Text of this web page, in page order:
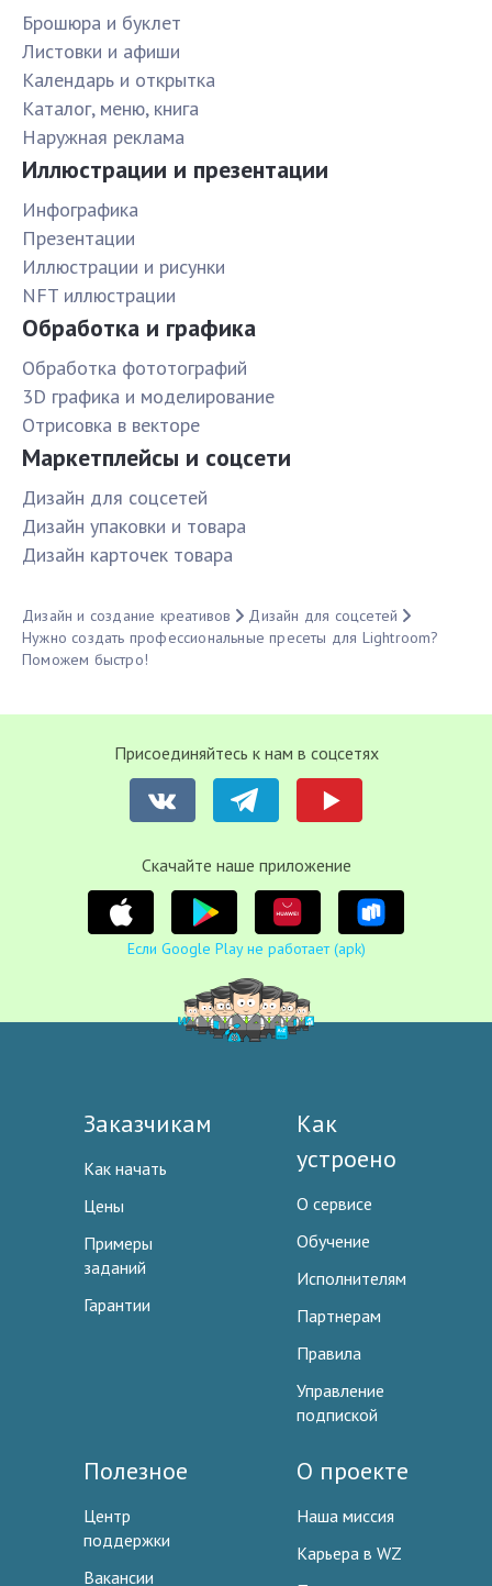
Брошюра и буклет
Листовки и афиши
Календарь и открытка
Каталог, меню, книга
Наружная реклама
Иллюстрации и презентации
Инфографика
Презентации
Иллюстрации и рисунки
NFT иллюстрации
Обработка и графика
Обработка фототографий
3D графика и моделирование
Отрисовка в векторе
Маркетплейсы и соцсети
Дизайн для соцсетей
Дизайн упаковки и товара
Дизайн карточек товара
Дизайн и создание креативов
Дизайн для соцсетей
Нужно создать профессиональные пресеты для Lightroom?
Поможем быстро!
Присоединяйтесь к нам в соцсетях
Cкачайте наше приложение
Если Google Play не работает (apk)
Заказчикам
Как начать
Цены
Примеры
заданий
Гарантии
Как
устроено
О сервисе
Обучение
Исполнителям
Партнерам
Правила
Управление
подпиской
Полезное
Центр
поддержки
Вакансии
О проекте
Наша миссия
Карьера в WZ